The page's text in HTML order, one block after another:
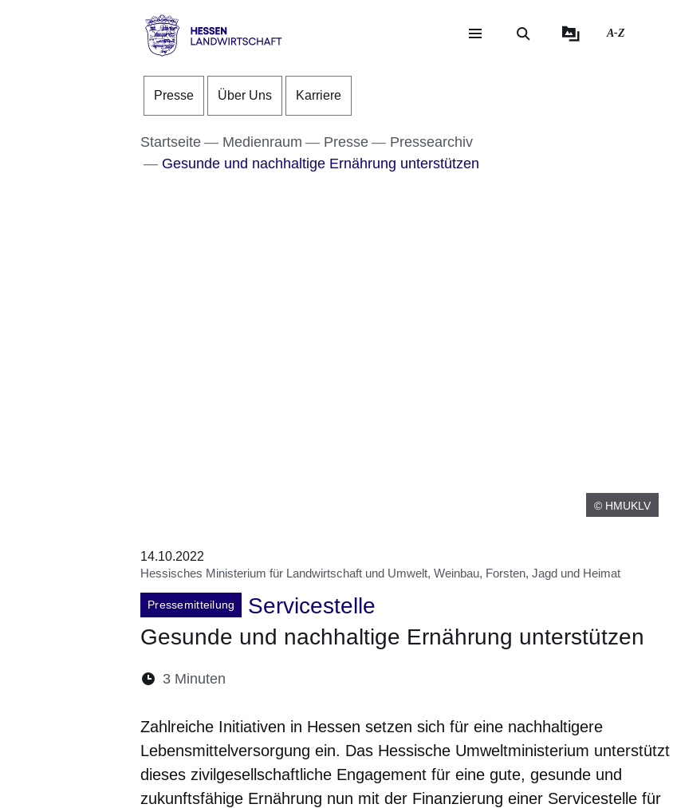
Direkt zum Kopf der Seite
Direkt zum Inhalt
Direkt zum Fuß der Seite
Landwirtschaft
A-Z
Presse Über Uns Karriere
Startseite Medienraum Presse
Pressearchiv
Gesunde und nachhaltige Ernährung unterstützen
© HMUKLV
14.10.2022
Hessisches Ministerium für Landwirtschaft und Umwelt, Weinbau, Forsten, Jagd und Heimat
Pressemitteilung
Servicestelle
Gesunde und nachhaltige Ernährung unterstützen
Lesedauer:
3 Minuten
Zahlreiche Initiativen in Hessen setzen sich für eine nachhaltigere
Lebensmittelversorgung ein. Das Hessische Umweltministerium unterstützt
dieses zivilgesellschaftliche Engagement für eine gute, gesunde und
zukunftsfähige Ernährung nun mit der Finanzierung einer Servicestelle für